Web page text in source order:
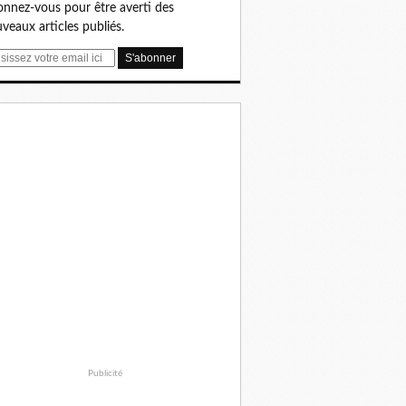
vous pour être averti des
articles publiés.
Publicité